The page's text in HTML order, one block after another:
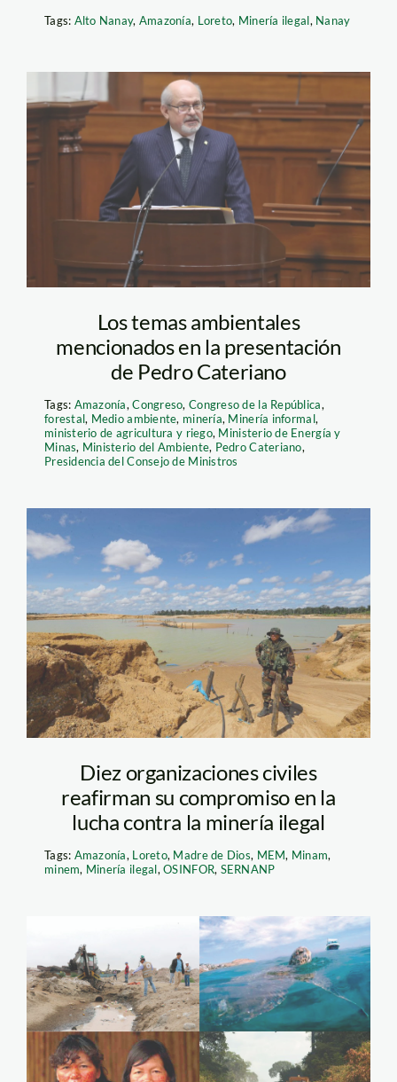
Tags: Alto Nanay, Amazonía, Loreto, Minería ilegal, Nanay
PEDRO CATERIANO
CONGRESO FOTO
PCM
Los temas ambientales
mencionados en la presentación
de Pedro Cateriano
Tags: Amazonía,Congreso,Congreso de la República,
forestal, Medio ambiente, minería, Minería informal,
ministerio de agricultura y riego, Ministerio de Energía y
Minas, Ministerio del Ambiente, Pedro Cateriano,
Presidencia del Consejo de Ministros
la-pampa-mineria-
madre-de-dios—
andina
Diez organizaciones civiles
reafirman su compromiso en la
lucha contra la minería ilegal
Tags: Amazonía, Loreto, Madre de Dios, MEM, Minam,
minem, Minería ilegal,OSINFOR, SERNANP
paquetazo-ambiental
—ley-30230